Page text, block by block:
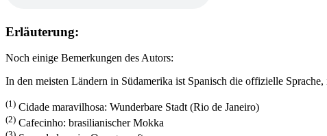
Erläuterung:
Noch einige Bemerkungen des Autors:
In den meisten Ländern in Südamerika ist Spanisch die offizielle
(1) Cidade maravilhosa: Wunderbare Stadt (Rio de Janeiro)
(2) Cafecinho: brasilianischer Mokka